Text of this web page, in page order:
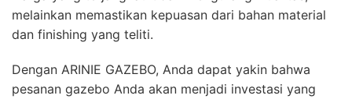
melainkan memastikan kepuasan dari bahan material
dan finishing yang teliti.
Dengan ARINIE GAZEBO, Anda dapat yakin bahwa
pesanan gazebo Anda akan menjadi investasi yang